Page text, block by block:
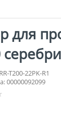
для
T200-22PK-R1
00000092099